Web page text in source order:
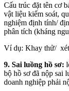
Cấu trúc đặt tên cơ
vật liệu kiểm soát,
nghiệm định tính/
phân tích (kháng
Ví dụ: Khay thử/
9. Sai luồng hồ sơ:
bộ hồ sơ đã nộp
doanh nghiệp phải